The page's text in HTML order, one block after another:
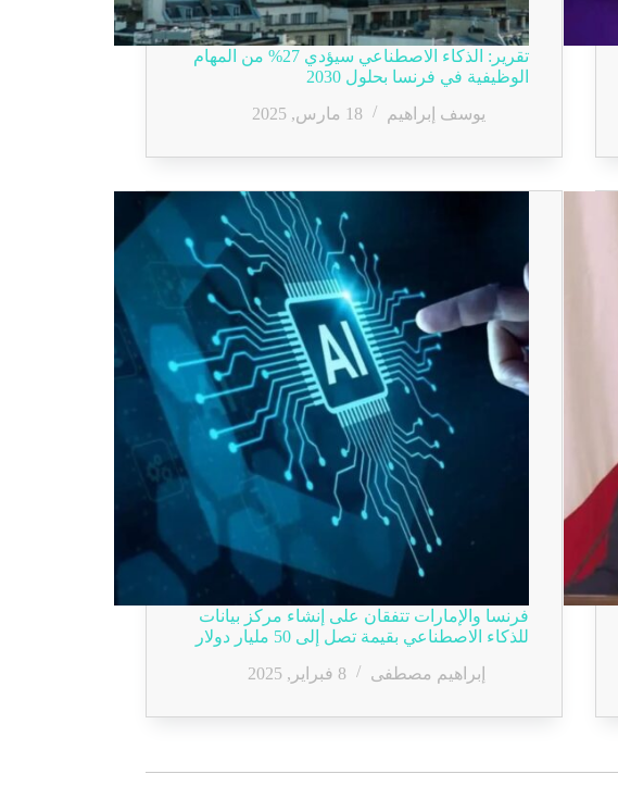
تقرير: الذكاء الاصطناعي سيؤدي 27% من المهام
الوظيفية في فرنسا بحلول 2030
يوسف إبراهيم
18 مارس, 2025
فرنسا والإمارات تتفقان على إنشاء مركز بيانات
للذكاء الاصطناعي بقيمة تصل إلى 50 مليار دولار
إبراهيم مصطفى
8 فبراير, 2025